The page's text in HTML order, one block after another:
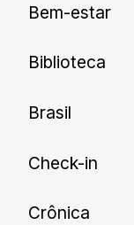
Bem-estar
Biblioteca
Brasil
Check-in
Crônica